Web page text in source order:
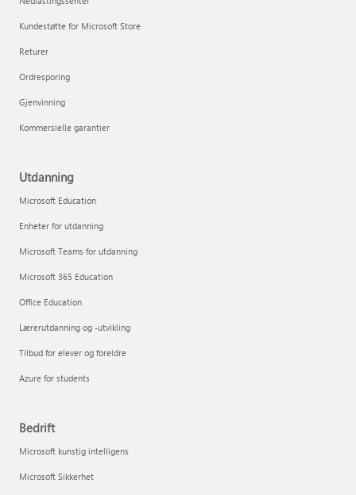
Kundestøtte for Microsoft Store
Returer
Ordresporing
Gjenvinning
Kommersielle garantier
Utdanning
Microsoft Education
Enheter for utdanning
Microsoft Teams for utdanning
Microsoft 365 Education
Office Education
Lærerutdanning og -utvikling
Tilbud for elever og foreldre
Azure for students
Bedrift
Microsoft kunstig intelligens
Microsoft Sikkerhet